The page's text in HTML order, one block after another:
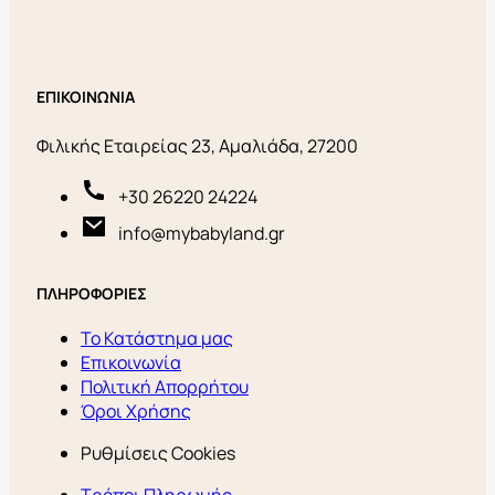
ΕΠΙΚΟΙΝΩΝΙΑ
Φιλικής Εταιρείας 23, Αμαλιάδα, 27200
+30 26220 24224
info@mybabyland.gr
ΠΛΗΡΟΦΟΡΙΕΣ
Το Κατάστημα μας
Επικοινωνία
Πολιτική Απορρήτου
Όροι Χρήσης
Ρυθμίσεις Cookies